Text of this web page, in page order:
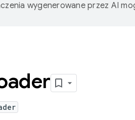
wygenerowane przez AI